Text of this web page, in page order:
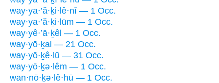
way·ya·’ă·ḵi·lê·nî — 1 Occ.
way·ya·’ă·ḵi·lūm — 1 Occ.
way·yê·’ā·ḵêl — 1 Occ.
way·yō·ḵal — 21 Occ.
way·yō·ḵê·lū — 31 Occ.
way·yō·ḵə·lêm — 1 Occ.
wan·nō·ḵə·lê·hū — 1 Occ.